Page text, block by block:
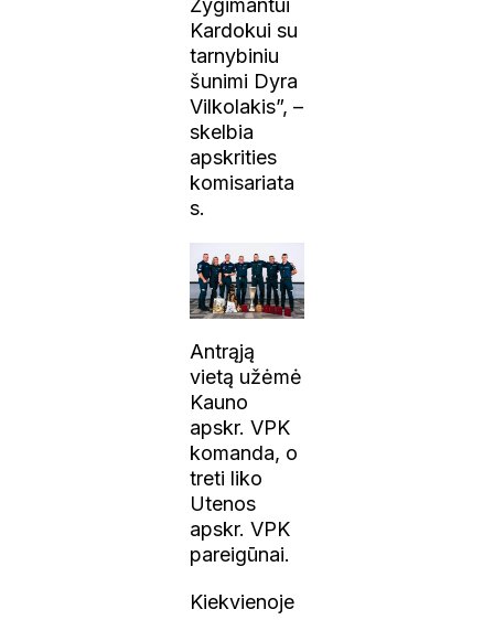
Žygimantui
Kardokui su
tarnybiniu
šunimi Dyra
Vilkolakis”, –
skelbia
apskrities
komisariata
s.
Antrąją
vietą užėmė
Kauno
apskr. VPK
komanda, o
treti liko
Utenos
apskr. VPK
pareigūnai.
Kiekvienoje